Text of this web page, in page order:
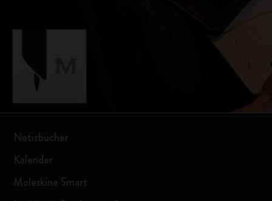
Notizbücher
Kalender
Moleskine Smart